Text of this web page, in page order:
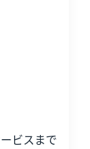
ビスまで